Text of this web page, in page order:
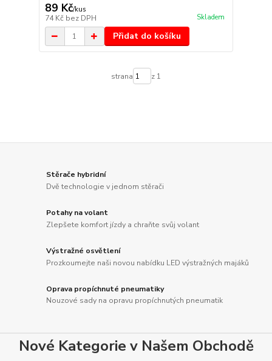
89 Kč/kus
74 Kč bez DPH Skladem
Přidat do košíku
strana z 1
Stěrače hybridní
Dvě technologie v jednom stěrači
Potahy na volant
Zlepšete komfort jízdy a chraňte svůj volant
Výstražné osvětlení
Prozkoumejte naši novou nabídku LED výstražných majáků
Oprava propíchnuté pneumatiky
Nouzové sady na opravu propíchnutých pneumatik
Nové Kategorie v Našem Obchodě